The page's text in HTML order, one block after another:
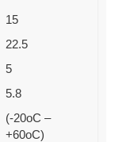
15
22.5
5
5.8
(-20oC –
+60oC)